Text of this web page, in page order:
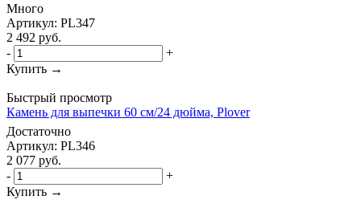
Много
Артикул: PL347
2 492 руб.
-
+
Купить →
Быстрый просмотр
Камень для выпечки 60 см/24 дюйма, Plover
Достаточно
Артикул: PL346
2 077 руб.
-
+
Купить →